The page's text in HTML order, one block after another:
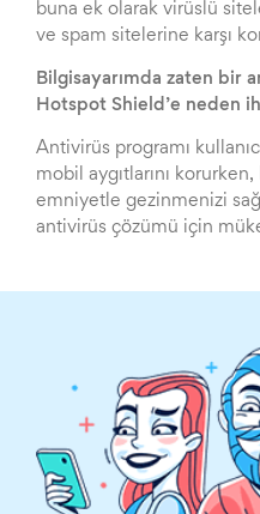
buna ek olarak virüslü
ve spam sitelerine karşı
Bilgisayarımda zaten bir
Hotspot Shield’e neden
Antivirüs programı
mobil aygıtlarını
emniyetle gezinmenizi
antivirüs çözümü için